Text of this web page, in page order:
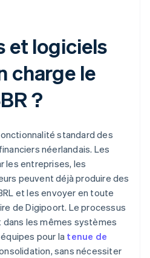
et logiciels
charge le
?
standard des
néerlandais. Les
les entreprises, les
peuvent déjà produire des
et les envoyer en toute
de Digipoort. Le processus
dans les mêmes systèmes
pour la tenue de
sans nécessiter